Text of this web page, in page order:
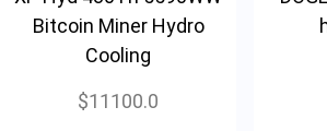
Bitcoin Miner Hydro
Cooling
$11100.0